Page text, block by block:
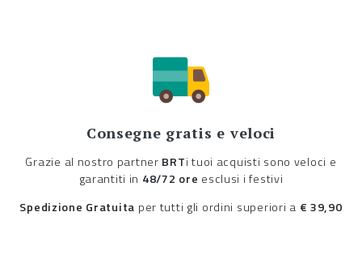
Consegne gratis e veloci
Grazie al nostro partner BRTi tuoi acquisti sono veloci e
garantiti in 48/72 ore esclusi i festivi
Spedizione Gratuita per tutti gli ordini superiori a € 39,90